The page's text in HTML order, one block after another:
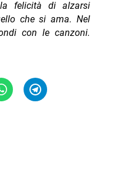
la felicità di alzarsi
che si ama. Nel
con le canzoni.